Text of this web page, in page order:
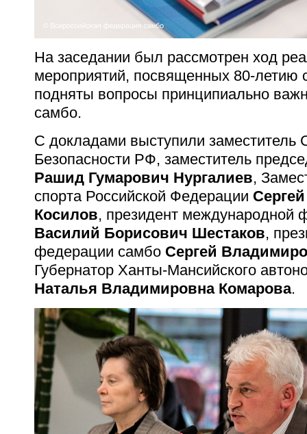
На заседании был рассмотрен ход
мероприятий, посвященных 80-летию
подняты вопросы принципиально
самбо.
С докладами выступили заместитель
Безопасности РФ, заместитель
Рашид Гумарович Нургалиев,
спорта Российской Федерации
Косилов, президент международной
Василий Борисович Шестаков,
федерации самбо Сергей
Губернатор Ханты-Мансийского
Наталья Владимировна Комарова.